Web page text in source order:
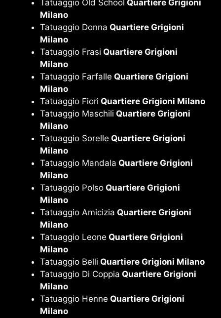
Tatuaggio Old School Quartiere Grigioni
Milano
Tatuaggio Donna Quartiere Grigioni
Milano
Tatuaggio Frasi Quartiere Grigioni
Milano
Tatuaggio Farfalle Quartiere Grigioni
Milano
Tatuaggio Fiori Quartiere Grigioni Milano
Tatuaggio Maschili Quartiere Grigioni
Milano
Tatuaggio Sorelle Quartiere Grigioni
Milano
Tatuaggio Mandala Quartiere Grigioni
Milano
Tatuaggio Polso Quartiere Grigioni
Milano
Tatuaggio Amicizia Quartiere Grigioni
Milano
Tatuaggio Leone Quartiere Grigioni
Milano
Tatuaggio Belli Quartiere Grigioni Milano
Tatuaggio Di Coppia Quartiere Grigioni
Milano
Tatuaggio Henne Quartiere Grigioni
Milano